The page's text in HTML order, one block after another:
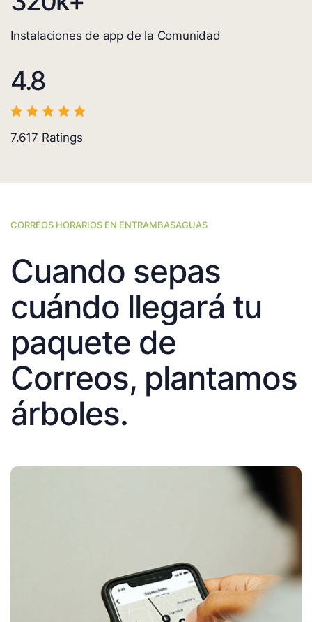
Instalaciones de app de la Comunidad
4.8
7.617 Ratings
CORREOS HORARIOS EN ENTRAMBASAGUAS
Cuando sepas
cuándo llegará tu
paquete de
Correos, plantamos
árboles.